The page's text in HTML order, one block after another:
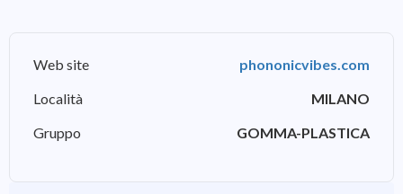
Web site
phononicvibes.com
Località
MILANO
Gruppo
GOMMA-PLASTICA